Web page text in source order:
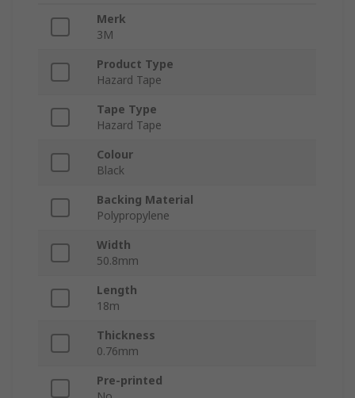
Merk
3M
Product Type
Hazard Tape
Tape Type
Hazard Tape
Colour
Black
Backing Material
Polypropylene
Width
50.8mm
Length
18m
Thickness
0.76mm
Pre-printed